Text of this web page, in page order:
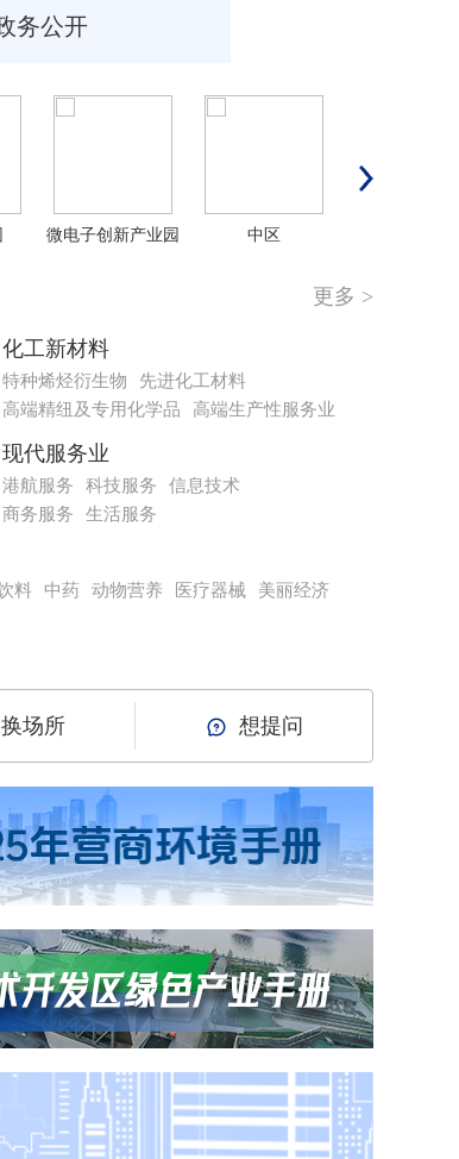
务公开
微电子创新产业园 中区
更多 >
化工新材料
特种烯烃衍生物
先进化工材料
高端精纽及专用化学品
高端生产性服务业
现代服务业
港航服务 科技服务
信息技术
商务服务
生活服务
料 中药 动物营养 医疗器械 美丽经济
换场所 想提问